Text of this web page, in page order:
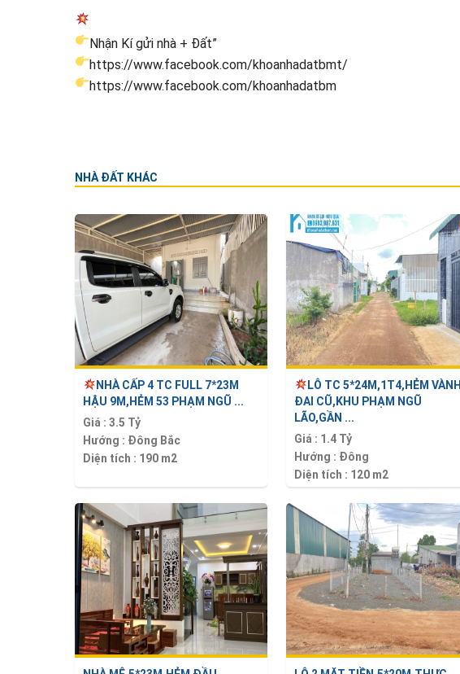
Nhận Kí gửi nhà + Đất”
https://www.facebook.com/khoanhadatbmt/
https://www.facebook.com/khoanhadatbm
NHÀ ĐẤT KHÁC
NHÀ CẤP 4 TC FULL 7*23M
HẬU 9M,HẺM 53 PHẠM NGŨ ...
Giá : 3.5 Tỷ
Hướng : Đông Bắc
Diện tích : 190 m2
LÔ TC 5*24M,1T4,HẺM VÀNH
ĐAI CŨ,KHU PHẠM NGŨ
LÃO,GẦN ...
Giá : 1.4 Tỷ
Hướng : Đông
Diện tích : 120 m2